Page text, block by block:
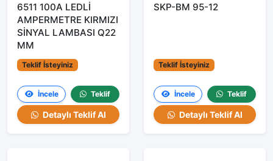
6511 100A LEDLİ
AMPERMETRE KIRMIZI
SİNYAL LAMBASI Q22
MM
Teklif İsteyiniz
İncele Teklif
Detaylı Teklif Al
SKP-BM 95-12
Teklif İsteyiniz
İncele Teklif
Detaylı Teklif Al